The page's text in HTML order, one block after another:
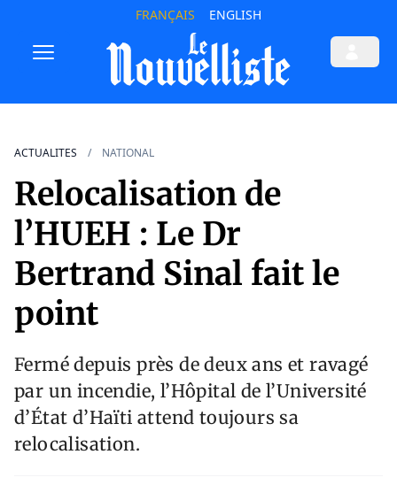
FRANÇAIS ENGLISH
ACTUALITES NATIONAL
Relocalisation de
l’HUEH : Le Dr
Bertrand Sinal fait le
point
Fermé depuis près de deux ans et ravagé
par un incendie, l’Hôpital de l’Université
d’État d’Haïti attend toujours sa
relocalisation.